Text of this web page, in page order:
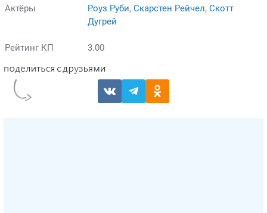
Актёры
Роуз Руби, Скарстен Рейчел, Скотт
Дугрей
Рейтинг КП 3.00